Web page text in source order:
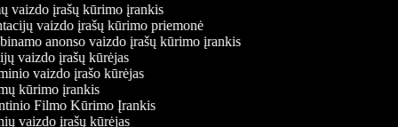
vaizdo įrašų kūrimo įrankis
vaizdo įrašų kūrimo priemonė
anonso vaizdo įrašų kūrimo įrankis
vaizdo įrašų kūrėjas
vaizdo įrašo kūrėjas
kūrimo įrankis
Filmo Kūrimo Įrankis
vaizdo įrašų kūrėjas